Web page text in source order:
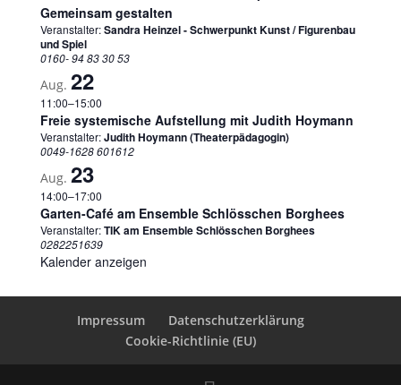
Gemeinsam gestalten
Veranstalter:Sandra Heinzel - Schwerpunkt Kunst / Figurenbau
und Spiel
0160- 94 83 30 53
Aug. 22
11:00–15:00
Freie systemische Aufstellung mit Judith Hoymann
Veranstalter:Judith Hoymann (Theaterpädagogin)
0049-1628 601612
Aug. 23
14:00–17:00
Garten-Café am Ensemble Schlösschen Borghees
Veranstalter:TIK am Ensemble Schlösschen Borghees
0282251639
Kalender anzeigen
Impressum
Datenschutzerklärung
Cookie-Richtlinie (EU)